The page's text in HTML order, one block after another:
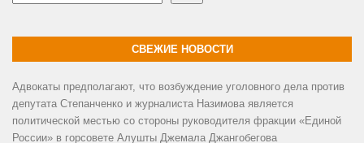
СВЕЖИЕ НОВОСТИ
Адвокаты предполагают, что возбуждение уголовного дела против
депутата Степанченко и журналиста Назимова является
политической местью со стороны руководителя фракции «Единой
России» в горсовете Алушты Джемала Джангобегова